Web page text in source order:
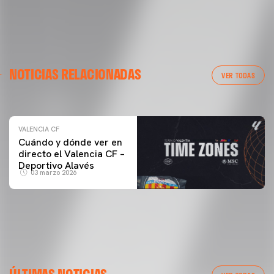
NOTICIAS RELACIONADAS VER TODAS
ENTRENAMIENTO DEL VALENCIA CF 04/03/26
VALENCIA CF
Cuándo y dónde ver en
directo el Valencia CF –
Deportivo Alavés
03 marzo 2026